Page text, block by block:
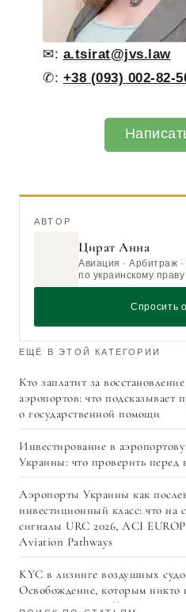
✉: a.tsirat@jvs.law
✆: +38 (093) 002-82-
АВТОР
Цират Анна
Авиация · Арбитраж
по украинскому праву
Спросить
ЕЩЁ В ЭТОЙ КАТЕГОРИИ
Кто заплатит за
аэропортов: что
о государственной помощи
Инвестирование в
Украины: что проверить перед
Аэропорты Украины как
инвестиционный класс: что на
сигналы URC 2026, ACI
Aviation Pathways
KYC в лизинге воздушных
Освобождение, которым никто
валютный режим Украины —